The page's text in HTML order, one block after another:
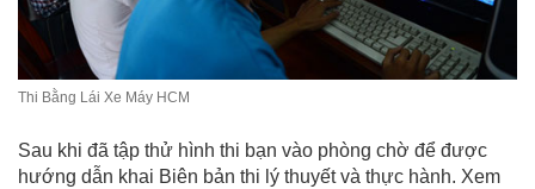
Thi Bằng Lái Xe Máy HCM
Sau khi đã tập thử hình thi bạn vào phòng chờ để được
hướng dẫn khai Biên bản thi lý thuyết và thực hành. Xem